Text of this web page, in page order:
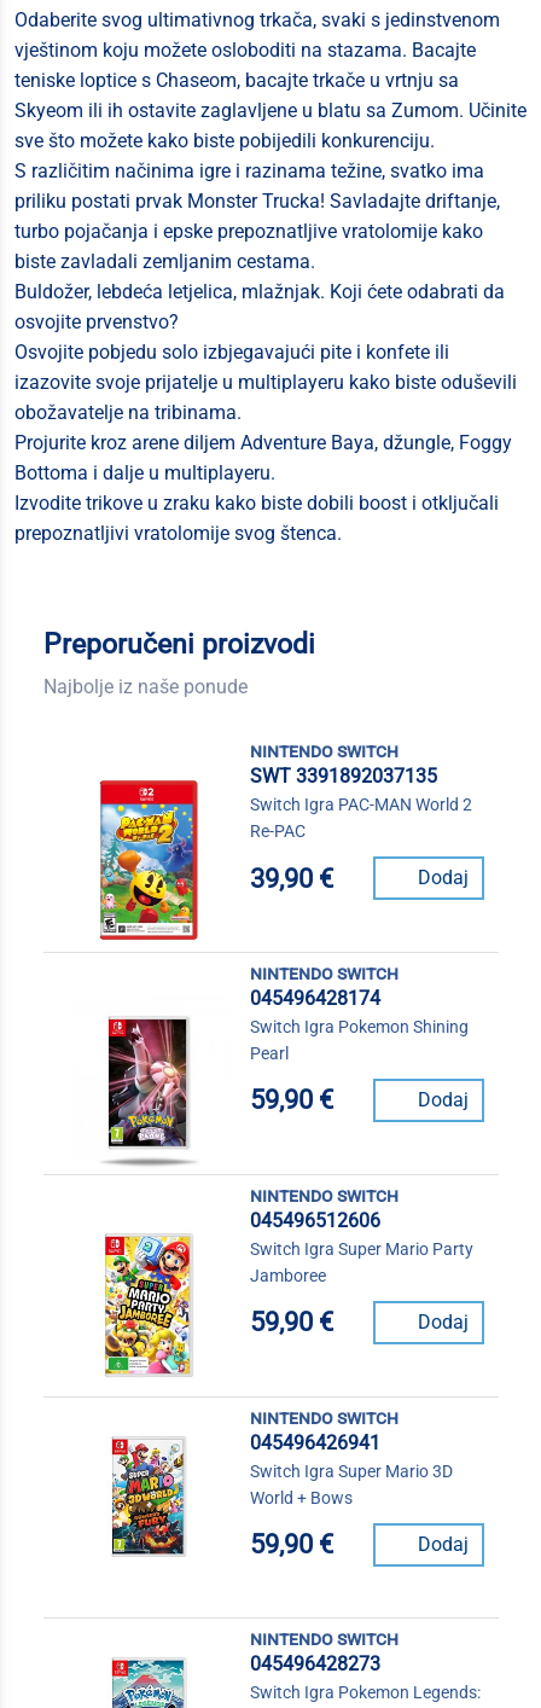
Odaberite svog ultimativnog trkača, svaki s jedinstvenom
vještinom koju možete osloboditi na stazama. Bacajte
teniske loptice s Chaseom, bacajte trkače u vrtnju sa
Skyeom ili ih ostavite zaglavljene u blatu sa Zumom. Učinite
sve što možete kako biste pobijedili konkurenciju.
S različitim načinima igre i razinama težine, svatko ima
priliku postati prvak Monster Trucka! Savladajte driftanje,
turbo pojačanja i epske prepoznatljive vratolomije kako
biste zavladali zemljanim cestama.
Buldožer, lebdeća letjelica, mlažnjak. Koji ćete odabrati da
osvojite prvenstvo?
Osvojite pobjedu solo izbjegavajući pite i konfete ili
izazovite svoje prijatelje u multiplayeru kako biste oduševili
obožavatelje na tribinama.
Projurite kroz arene diljem Adventure Baya, džungle, Foggy
Bottoma i dalje u multiplayeru.
Izvodite trikove u zraku kako biste dobili boost i otključali
prepoznatljivi vratolomije svog štenca.
Preporučeni proizvodi
Najbolje iz naše ponude
nintendo switch
SWT 3391892037135
Switch Igra PAC-MAN World 2
Re-PAC
39,90 € Dodaj
nintendo switch
045496428174
Switch Igra Pokemon Shining
Pearl
59,90 € Dodaj
nintendo switch
045496512606
Switch Igra Super Mario Party
Jamboree
59,90 € Dodaj
nintendo switch
045496426941
Switch Igra Super Mario 3D
World + Bows
59,90 € Dodaj
nintendo switch
045496428273
Switch Igra Pokemon Legends: